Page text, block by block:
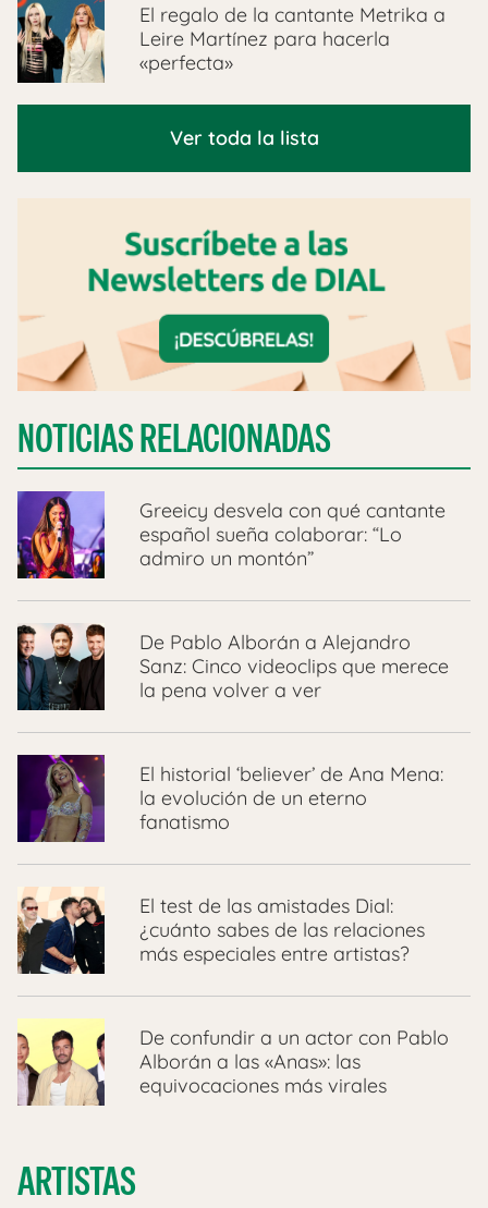
El regalo de la cantante Metrika a
Leire Martínez para hacerla
«perfecta»
Ver toda la lista
NOTICIAS RELACIONADAS
Greeicy desvela con qué cantante
español sueña colaborar: “Lo
admiro un montón”
De Pablo Alborán a Alejandro
Sanz: Cinco videoclips que merece
la pena volver a ver
El historial ‘believer’ de Ana Mena:
la evolución de un eterno
fanatismo
El test de las amistades Dial:
¿cuánto sabes de las relaciones
más especiales entre artistas?
De confundir a un actor con Pablo
Alborán a las «Anas»: las
equivocaciones más virales
ARTISTAS